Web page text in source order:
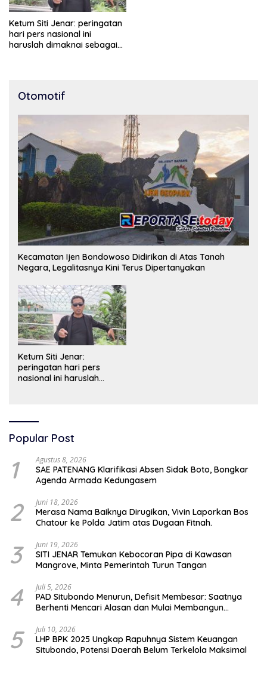
Ketum Siti Jenar: peringatan
hari pers nasional ini
haruslah dimaknai sebagai
Indonesia.
Otomotif
Kecamatan Ijen Bondowoso Didirikan di Atas Tanah
Negara, Legalitasnya Kini Terus Dipertanyakan
Ketum Siti Jenar:
peringatan hari pers
nasional ini haruslah
bangsa dan menjaga
demokrasi Indonesia.
Popular Post
1 Agustus 8, 2026
SAE PATENANG Klarifikasi Absen Sidak Boto, Bongkar
Agenda Armada Kedungasem
2 Juni 18, 2026
Merasa Nama Baiknya Dirugikan, Vivin Laporkan Bos
Chatour ke Polda Jatim atas Dugaan Fitnah.
3 Juni 19, 2026
SITI JENAR Temukan Kebocoran Pipa di Kawasan
Mangrove, Minta Pemerintah Turun Tangan
4 Juli 5, 2026
PAD Situbondo Menurun, Defisit Membesar: Saatnya
Berhenti Mencari Alasan dan Mulai Membangun
5 Juli 10, 2026
LHP BPK 2025 Ungkap Rapuhnya Sistem Keuangan
Situbondo, Potensi Daerah Belum Terkelola Maksimal